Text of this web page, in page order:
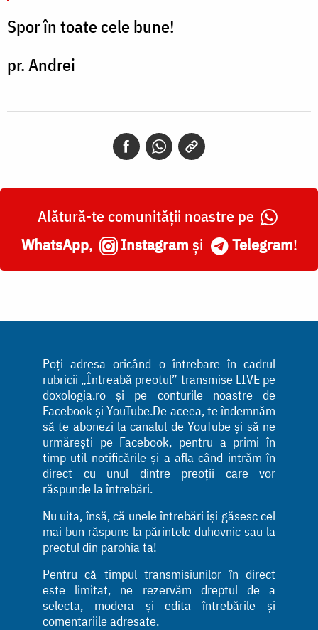
Spor în toate cele bune!
pr. Andrei
Alătură-te comunității noastre pe
WhatsApp, Instagram și Telegram!
Poți adresa oricând o întrebare în cadrul
rubricii „Întreabă preotul” transmise LIVE pe
doxologia.ro și pe conturile noastre de
Facebook și YouTube.De aceea, te îndemnăm
să te abonezi la canalul de YouTube și să ne
urmărești pe Facebook, pentru a primi în
timp util notificările și a afla când intrăm în
direct cu unul dintre preoții care vor
răspunde la întrebări.
Nu uita, însă, că unele întrebări își găsesc cel
mai bun răspuns la părintele duhovnic sau la
preotul din parohia ta!
Pentru că timpul transmisiunilor în direct
este limitat, ne rezervăm dreptul de a
selecta, modera și edita întrebările și
comentariile adresate.